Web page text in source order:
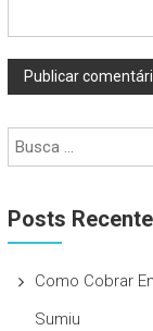
Posts
Como Cobrar
Sumiu